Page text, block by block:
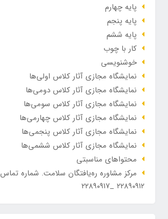
پایه چهارم
پایه پنجم
پایه ششم
کار با چوب
خوشنویسی
نمایشگاه مجازی آثار کلاس اولی‌ها
نمایشگاه مجازی آثار کلاس دومی‌ها
نمایشگاه مجازی آثار کلاس سومی‌ها
نمایشگاه مجازی آثار کلاس چهارمی‌ها
نمایشگاه مجازی آثار کلاس پنجمی‌ها
نمایشگاه مجازی آثار کلاس ششمی‌ها
محتواهای مناسبتی
مرکز مشاوره ره‌یافتگان سلامت. شماره تماس
۲۲۸۹۰۹۱۲ _۲۲۸۹۰۹۱۷